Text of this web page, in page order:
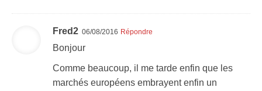
Fred2 06/08/2016 Répondre
Bonjour
Comme beaucoup, il me tarde enfin que les
marchés européens embrayent enfin un